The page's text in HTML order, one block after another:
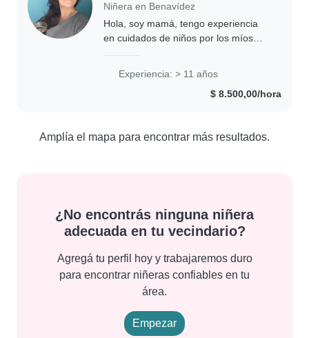
Niñera en Benavídez
Hola, soy mamá, tengo experiencia
en cuidados de niños por los míos
cuidar de los pequeños soy muy
Experiencia: > 11 años
$ 8.500,00/hora
Amplía el mapa para encontrar más resultados.
¿No encontrás ninguna niñera
adecuada en tu vecindario?
Agregá tu perfil hoy y trabajaremos duro
para encontrar niñeras confiables en tu
área.
Empezar